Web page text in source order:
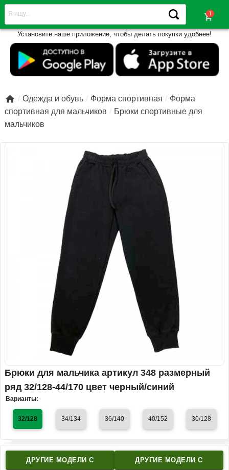
shopping_cart
Установите наше приложение, чтобы делать покупки удобнее!
 Одежда и обувь Форма спортивная
Форма
спортивная для мальчиков
Брюки спортивные для
мальчиков
Брюки для мальчика артикул 348 размерный
ряд 32/128-44/170 цвет черный/синий
Варианты:
32/128 34/134 36/140 40/152 30/128
ДРУГИЕ МОДЕЛИ C ДРУГИЕ МОДЕЛИ C